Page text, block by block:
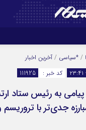
ایتا
/ *سیاسی / آخرین اخبار
کد خبر : 111925
به رئیس ستاد
جدی‌تر با